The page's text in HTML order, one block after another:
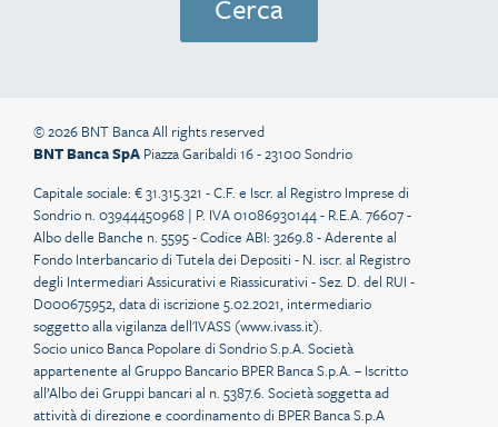
© 2026 BNT Banca All rights reserved
BNT Banca SpA Piazza Garibaldi 16 - 23100 Sondrio
Capitale sociale: € 31.315.321 - C.F. e Iscr. al Registro Imprese di
Sondrio n. 03944450968 | P. IVA 01086930144 - R.E.A. 76607 -
Albo delle Banche n. 5595 - Codice ABI: 3269.8 - Aderente al
Fondo Interbancario di Tutela dei Depositi - N. iscr. al Registro
degli Intermediari Assicurativi e Riassicurativi - Sez. D. del RUI -
D000675952, data di iscrizione 5.02.2021, intermediario
soggetto alla vigilanza dell'IVASS (www.ivass.it).
Socio unico Banca Popolare di Sondrio S.p.A. Società
appartenente al Gruppo Bancario BPER Banca S.p.A. – Iscritto
all’Albo dei Gruppi bancari al n. 5387.6. Società soggetta ad
attività di direzione e coordinamento di BPER Banca S.p.A